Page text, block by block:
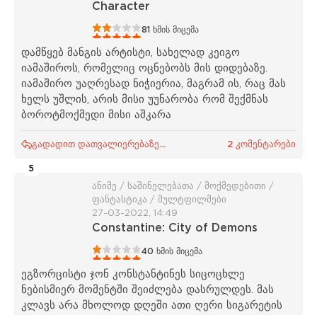
Character
81 ხმის მიცემა
დამწყებ მანგის არტისტი, სახელად კეიგო
იამაშიროს, რომელიც ოცნებობს მის დიდებაზე.
იამაშირო უაღრესად ნიჭიერია, მაგრამ ის, რაც მას
ხელს უშლის, არის მისი უუნარობა რომ შექმნას
ბოროტმოქმედი მისი აშკარა
გადადით დათვალიერებაზე... 2 კომენტარები
5
ანიმე / საშინელებათა / მოქმედებითი /
ფანტასტიკა / მულტფილმები
27-03-2022, 14:49
Constantine: City of Demons
40 ხმის მიცემა
ეგზორცისტი ჯონ კონსტანტინეს სიცოცხლე
ნებისმიერ მომენტში შეიძლება დასრულდეს. მას
კლავს არა მხოლოდ დღეში ათი ღერი სიგარეტის